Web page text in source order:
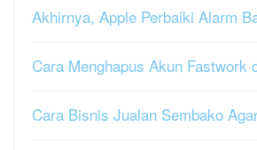
Akhirnya, Apple Perbaiki Alarm
Cara Menghapus Akun Fastwork
Cara Bisnis Jualan Sembako